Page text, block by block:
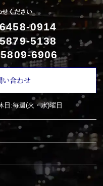
せください
0914
5138
6906
い合わせ
日:毎週(火・水)曜日